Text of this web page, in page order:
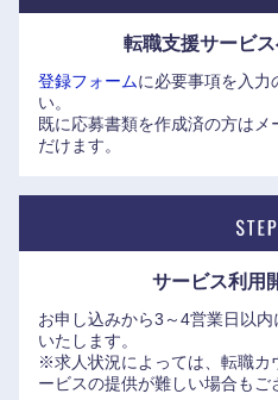
転職支援サービ
登録フォームに必要事項を入力
い。
既に応募書類を作成済の方はメ
だけます。
サービス利用
お申し込みから3～4営業日以
いたします。
※求人状況によっては、転職カ
ービスの提供が難しい場合もご
東海地方